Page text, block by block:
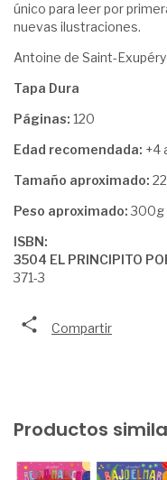
único para leer por
nuevas ilustraciones.
Antoine de Saint-Exupéry
Tapa Dura
Páginas: 120
Edad recomendada: +4
Tamaño aproximado:
Peso aproximado:300g
ISBN:
3504 EL PRINCIPITO
371-3
Compartir
Productos